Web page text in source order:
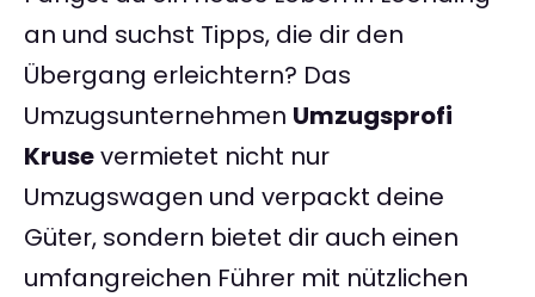
an und suchst Tipps, die dir den
Übergang erleichtern? Das
Umzugsunternehmen Umzugsprofi
Krusevermietet nicht nur
Umzugswagen und verpackt deine
Güter, sondern bietet dir auch einen
umfangreichen Führer mit nützlichen